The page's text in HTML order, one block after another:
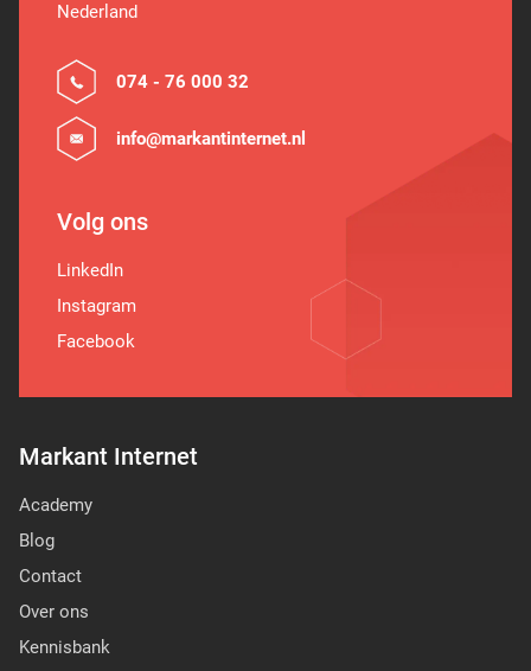
Markant Internet
Academy
Blog
Contact
Over ons
Kennisbank
Nederland
074 - 76 000 32
info@markantinternet.nl
Volg ons
LinkedIn
Instagram
Facebook